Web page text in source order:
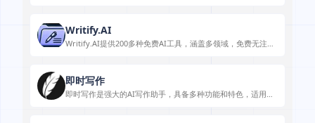
Writify.AI
Writify.AI提供200多种免费AI工具，涵盖多领域，免费无注册
即时写作
即时写作是强大的AI写作助手，具备多种功能和特色，适用于